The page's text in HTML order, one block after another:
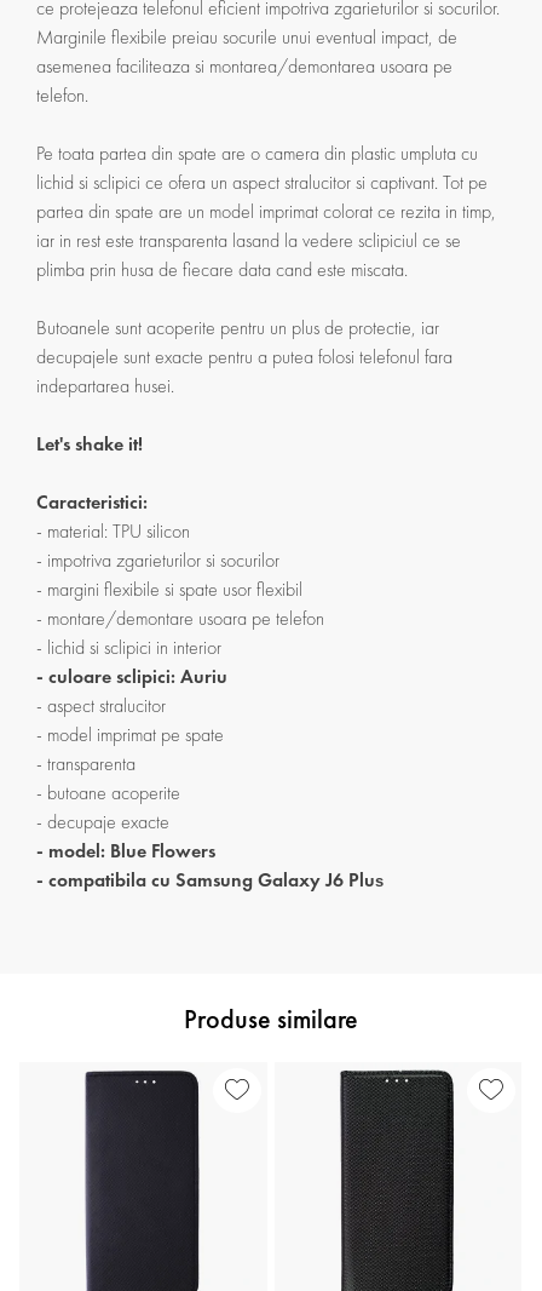
ce protejeaza telefonul eficient impotriva zgarieturilor si socurilor.
Marginile flexibile preiau socurile unui eventual impact, de
asemenea faciliteaza si montarea/demontarea usoara pe
telefon.
Pe toata partea din spate are o camera din plastic umpluta cu
lichid si sclipici ce ofera un aspect stralucitor si captivant. Tot pe
partea din spate are un model imprimat colorat ce rezita in timp,
iar in rest este transparenta lasand la vedere sclipiciul ce se
plimba prin husa de fiecare data cand este miscata.
Butoanele sunt acoperite pentru un plus de protectie, iar
decupajele sunt exacte pentru a putea folosi telefonul fara
indepartarea husei.
Let's shake it!
Caracteristici:
- material: TPU silicon
- impotriva zgarieturilor si socurilor
- margini flexibile si spate usor flexibil
- montare/demontare usoara pe telefon
- lichid si sclipici in interior
- culoare sclipici: Auriu
- aspect stralucitor
- model imprimat pe spate
- transparenta
- butoane acoperite
- decupaje exacte
- model: Blue Flowers
- compatibila cu Samsung Galaxy J6 Plus
Produse similare